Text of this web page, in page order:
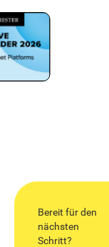
Bereit für den
nächsten
Schritt?